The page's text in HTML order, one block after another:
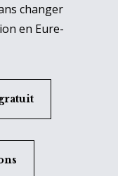
changer
en Eure-